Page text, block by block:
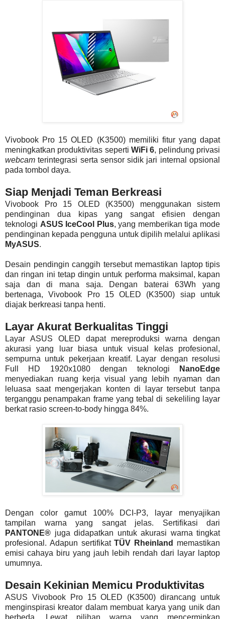
Vivobook Pro 15 OLED (K3500) memiliki fitur yang dapat
meningkatkan produktivitas seperti WiFi 6, pelindung privasi
webcamterintegrasi serta sensor sidik jari internal opsional
pada tombol daya.
Siap Menjadi Teman Berkreasi
Vivobook Pro 15 OLED (K3500) menggunakan sistem
pendinginan dua kipas yang sangat efisien dengan
teknologi ASUS IceCool Plus, yang memberikan tiga mode
pendinginan kepada pengguna untuk dipilih melalui aplikasi
MyASUS.
Desain pendingin canggih tersebut memastikan laptop tipis
dan ringan ini tetap dingin untuk performa maksimal, kapan
saja dan di mana saja. Dengan baterai 63Wh yang
bertenaga, Vivobook Pro 15 OLED (K3500) siap untuk
diajak berkreasi tanpa henti.
Layar Akurat Berkualitas Tinggi
Layar ASUS OLED dapat mereproduksi warna dengan
akurasi yang luar biasa untuk visual kelas profesional,
sempurna untuk pekerjaan kreatif. Layar dengan resolusi
Full HD 1920x1080 dengan teknologi
NanoEdge
menyediakan ruang kerja visual yang lebih nyaman dan
leluasa saat mengerjakan konten di layar tersebut tanpa
terganggu penampakan frame yang tebal di sekeliling layar
berkat rasio screen-to-body hingga 84%.
Dengan color gamut 100% DCI-P3, layar menyajikan
tampilan warna yang sangat jelas. Sertifikasi dari
PANTONE® juga didapatkan untuk akurasi warna tingkat
profesional. Adapun sertifikatTÜV Rheinland
memastikan
emisi cahaya biru yang jauh lebih rendah dari layar laptop
umumnya.
Desain Kekinian Memicu Produktivitas
ASUS Vivobook Pro 15 OLED (K3500) dirancang untuk
menginspirasi kreator dalam membuat karya yang unik dan